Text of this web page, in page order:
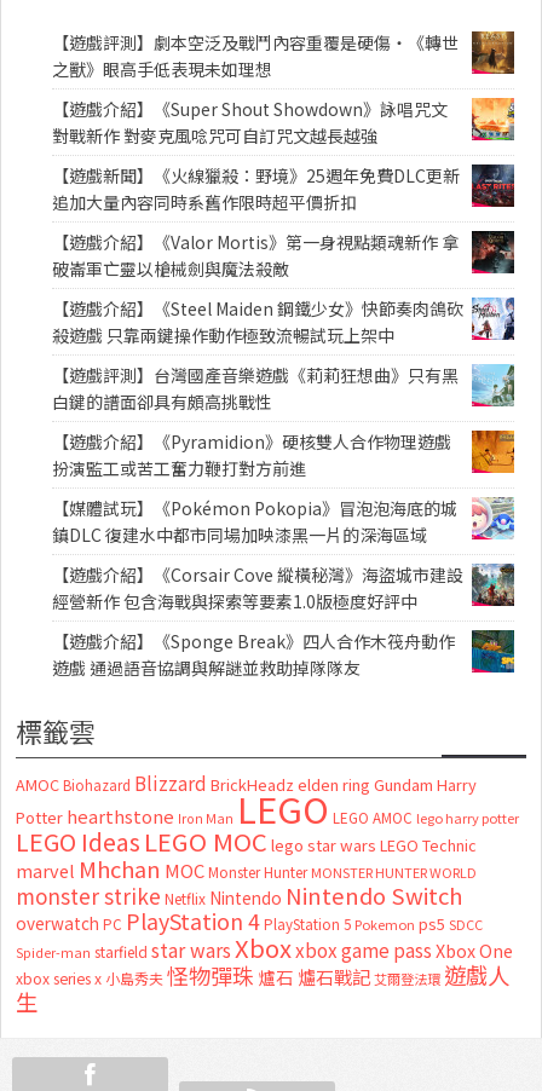
【遊戲評測】劇本空泛及戰鬥內容重覆是硬傷・《轉世
之獸》眼高手低表現未如理想
【遊戲介紹】《Super Shout Showdown》詠唱咒文
對戰新作 對麥克風唸咒可自訂咒文越長越強
【遊戲新聞】《火線獵殺：野境》25週年免費DLC更新
追加大量內容同時系舊作限時超平價折扣
【遊戲介紹】《Valor Mortis》第一身視點類魂新作 拿
破崙軍亡靈以槍械劍與魔法殺敵
【遊戲介紹】《Steel Maiden 鋼鐵少女》快節奏肉鴿砍
殺遊戲 只靠兩鍵操作動作極致流暢試玩上架中
【遊戲評測】台灣國產音樂遊戲《莉莉狂想曲》只有黑
白鍵的譜面卻具有頗高挑戰性
【遊戲介紹】《Pyramidion》硬核雙人合作物理遊戲
扮演監工或苦工奮力鞭打對方前進
【媒體試玩】《Pokémon Pokopia》冒泡泡海底的城
鎮DLC 復建水中都市同場加映漆黑一片的深海區域
【遊戲介紹】《Corsair Cove 縱橫秘灣》海盜城市建設
經營新作 包含海戰與探索等要素1.0版極度好評中
【遊戲介紹】《Sponge Break》四人合作木筏舟動作
遊戲 通過語音協調與解謎並救助掉隊隊友
標籤雲
AMOC Biohazard Blizzard BrickHeadz elden ring Gundam Harry
Potter hearthstone Iron Man LEGO LEGO AMOC lego harry potter
LEGO Ideas LEGO MOC lego star wars LEGO Technic
marvel Mhchan MOC Monster Hunter MONSTER HUNTER WORLD
monster strike Netflix Nintendo Nintendo Switch
overwatch PC PlayStation 4 PlayStation 5 Pokemon ps5 SDCC
Spider-man starfield star warsXboxxbox game passXbox One
xbox series x 小島秀夫怪物彈珠 爐石 爐石戰記艾爾登法環 遊戲人
生